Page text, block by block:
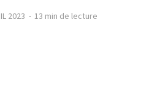
2023 13 min de lecture